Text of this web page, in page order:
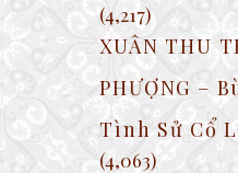
(4,217)
XUÂN THU
PHƯỢNG –
Tình Sử Cổ
(4,063)